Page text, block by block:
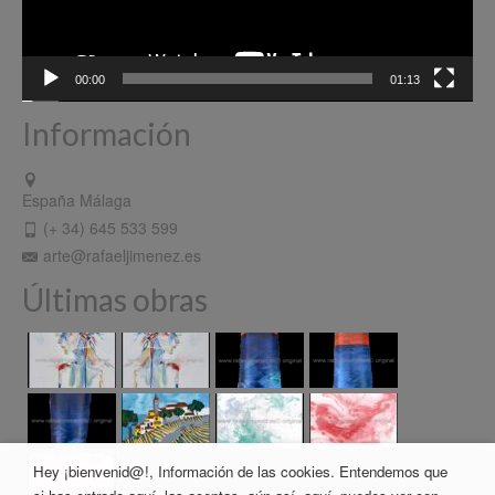
00:00 01:13
Información
España Málaga
(+ 34) 645 533 599
arte@rafaeljimenez.es
Últimas obras
Hey ¡bienvenid@!, Información de las cookies. Entendemos que